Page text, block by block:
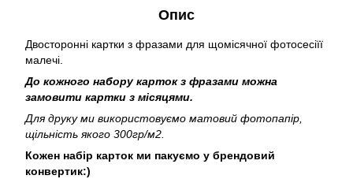
Опис
Двосторонні картки з фразами для щомісячної фотосесіїї
малечі.
До кожного набору карток з фразами можна
замовити картки з місяцями.
Для друку ми використовуємо матовий фотопапір,
щільність якого 300гр/м2.
Кожен набір карток ми пакуємо у брендовий
конвертик:)